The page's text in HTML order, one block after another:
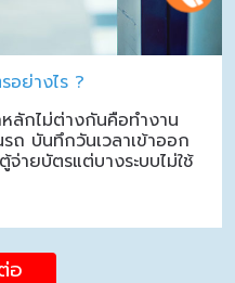
อย่างไร ?
ลักไม่ต่างกันคือทำงาน
ถ บันทึกวันเวลาเข้าออก
ายบัตรแต่บางระบบไม่ใช้
อ